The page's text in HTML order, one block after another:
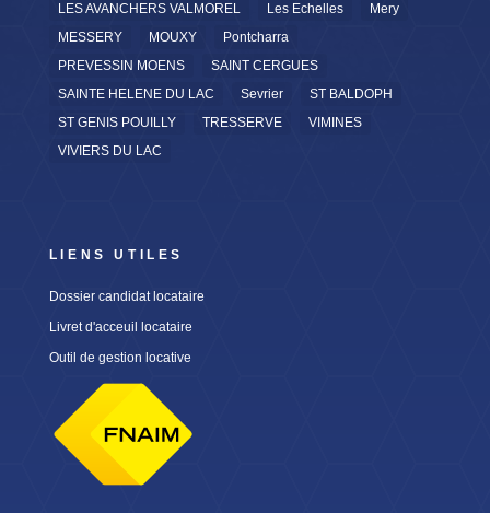
LES AVANCHERS VALMOREL
Les Echelles
Mery
MESSERY
MOUXY
Pontcharra
PREVESSIN MOENS
SAINT CERGUES
SAINTE HELENE DU LAC
Sevrier
ST BALDOPH
ST GENIS POUILLY
TRESSERVE
VIMINES
VIVIERS DU LAC
LIENS UTILES
Dossier candidat locataire
Livret d'acceuil locataire
Outil de gestion locative